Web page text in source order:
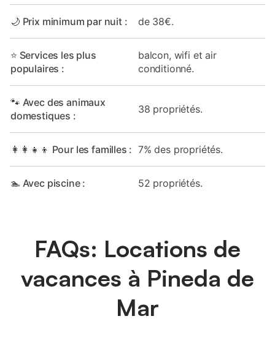
🌙 Prix minimum par nuit : de 38€.
⭐ Services les plus
populaires :
balcon, wifi et air
conditionné.
🐾 Avec des animaux
domestiques :
38 propriétés.
👩‍👩‍👧‍👦 Pour les familles : 7% des propriétés.
🏊 Avec piscine : 52 propriétés.
FAQs: Locations de
vacances à Pineda de
Mar